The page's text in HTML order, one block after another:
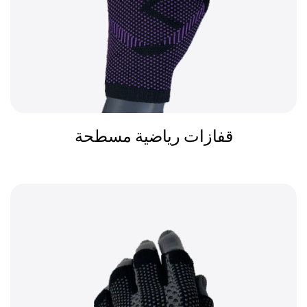
تأتي العديد من القفازات مجهزة بلفات المعصم أو أشرطة،
مما يقدم دعما إضافيا لمنطقة المعصم. وهذا أمر بالغ
الأهمية لرياضات مثل رفع الأثقال أو رياضة المضرب، حيث
استقرار المعصم مهم لتجنب الإجهاد والإصابات. يمكن أن
تساعد القفازات مع دعم المعصم الرياضي على الحفاظ
على الوضعية الصحيحة وتحسين أدائهم العام.
والمرونة، مما يسمح للرياضيين بالتحرك بحرية دون
المساس بالحماية. وتضمن متانة هذه المواد أن القفازات
يمكن أن تتحمل الاستخدام المكثف والظروف القاسية،
والحفاظ على وظيفتها مع مرور الوقت.
قفازات رياضية مسطحة